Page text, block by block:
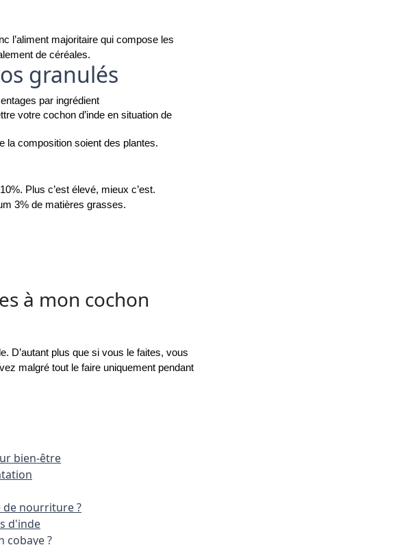
l’aliment majoritaire qui compose les
de céréales.
granulés
par ingrédient
votre cochon d’inde en situation de
la composition soient des plantes.
Plus c’est élevé, mieux c’est.
3% de matières grasses.
à mon cochon
D’autant plus que si vous le faites, vous
malgré tout le faire uniquement pendant
bien-être
de nourriture ?
d'inde
cobaye ?